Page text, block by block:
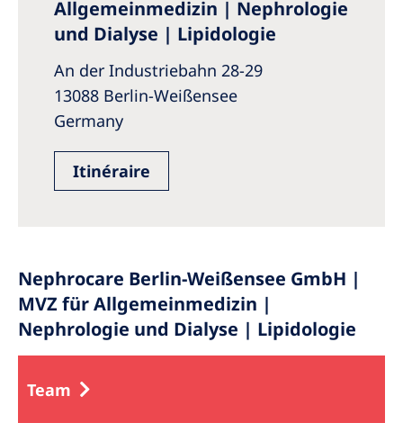
Allgemeinmedizin | Nephrologie
und Dialyse | Lipidologie
An der Industriebahn 28-29
13088 Berlin-Weißensee
Germany
Itinéraire
Nephrocare Berlin-Weißensee GmbH |
MVZ für Allgemeinmedizin |
Nephrologie und Dialyse | Lipidologie
Team